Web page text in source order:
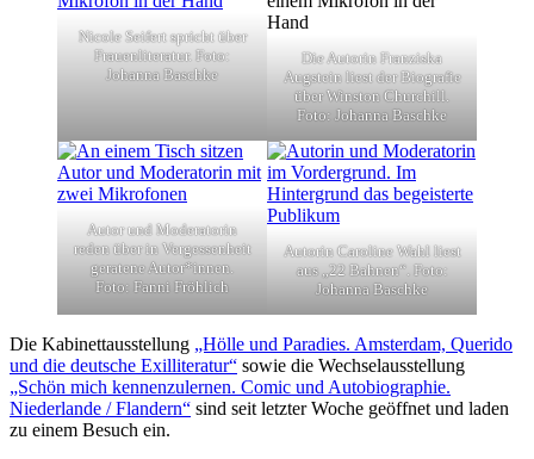
Nicole Seifert spricht über
Frauenliteratur. Foto:
Johanna Baschke
Die Autorin Franziska
Augstein liest der Biografie
über Winston Churchill.
Foto: Johanna Baschke
Autor und Moderatorin
reden über in Vergessenheit
geratene Autor*innen.
Foto: Fanni Fröhlich
Autorin Caroline Wahl liest
aus „22 Bahnen“. Foto:
Johanna Baschke
Die Kabinettausstellung „Hölle und Paradies. Amsterdam, Querido
und die deutsche Exilliteratur“ sowie die Wechselausstellung
„Schön mich kennenzulernen. Comic und Autobiographie.
Niederlande / Flandern“ sind seit letzter Woche geöffnet und laden
zu einem Besuch ein.